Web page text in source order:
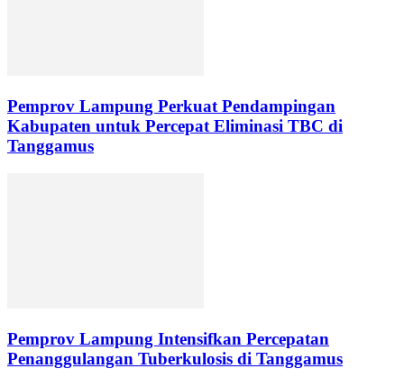
Pemprov Lampung Perkuat Pendampingan
Kabupaten untuk Percepat Eliminasi TBC di
Tanggamus
Pemprov Lampung Intensifkan Percepatan
Penanggulangan Tuberkulosis di Tanggamus